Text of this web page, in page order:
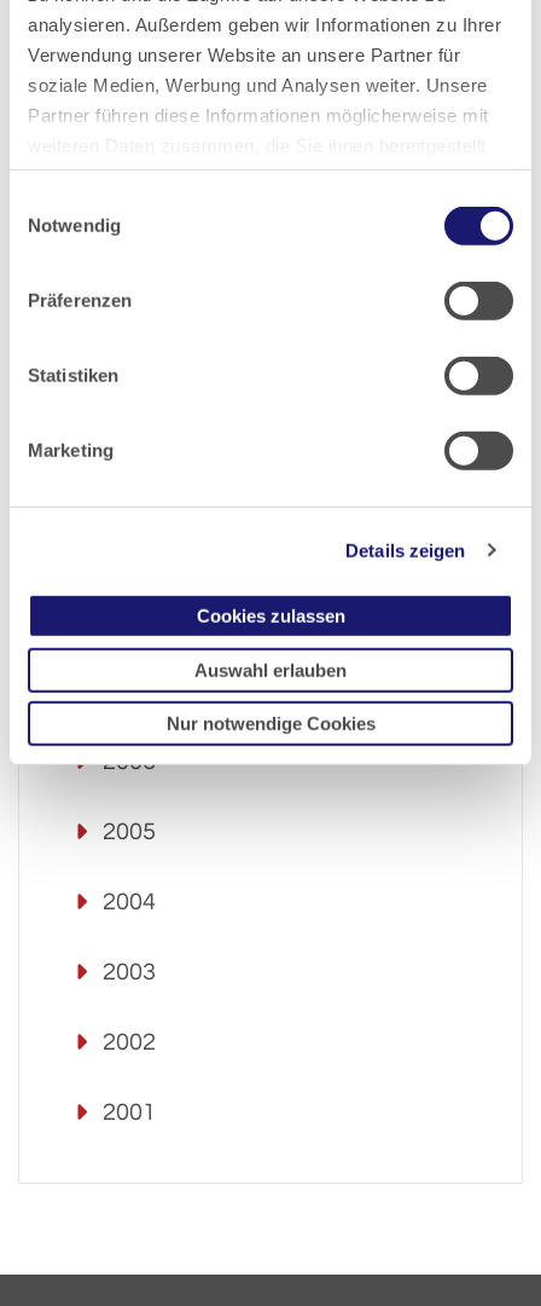
analysieren. Außerdem geben wir Informationen zu Ihrer
Verwendung unserer Website an unsere Partner für
soziale Medien, Werbung und Analysen weiter. Unsere
Partner führen diese Informationen möglicherweise mit
haben oder die sie im Rahmen Ihrer Nutzung der Dienste
Notwendig
Präferenzen
Statistiken
Marketing
Details zeigen
Cookies zulassen
Auswahl erlauben
Nur notwendige Cookies
2016
2007
2006
2005
2004
2003
2002
2001